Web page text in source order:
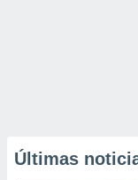
Últimas